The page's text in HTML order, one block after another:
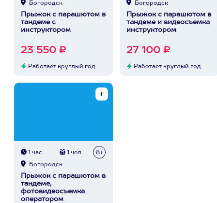
Богородск
Прыжок с парашютом в
тандеме с
инструктором
23 550 ₽
Работает круглый год
Богородск
Прыжок с парашютом в
тандеме и видеосъемка
инструктором
27 100 ₽
Работает круглый год
1 час 1 чел 8+
Богородск
Прыжок с парашютом в
тандеме,
фотовидеосъемка
оператором